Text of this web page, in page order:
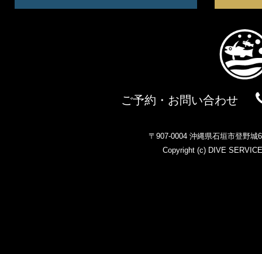
ご予約・お問い合わせ
〒907-0004 沖縄県石垣市登野城
Copyright (c) DIVE